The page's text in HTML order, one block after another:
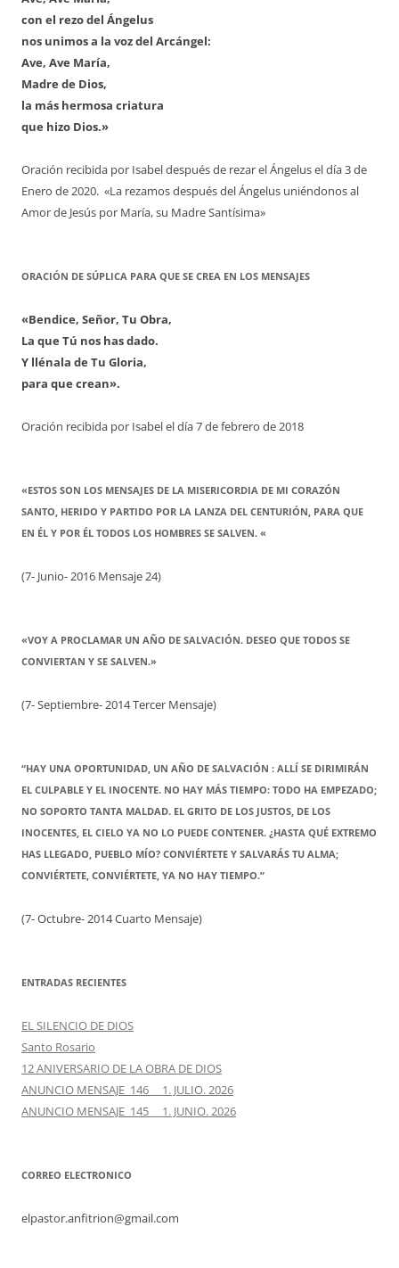
con el rezo del Ángelus
nos unimos a la voz del Arcángel:
Ave, Ave María,
Madre de Dios,
la más hermosa criatura
que hizo Dios.»
Oración recibida por Isabel después de rezar el Ángelus el día 3 de
Enero de 2020. «La rezamos después del Ángelus uniéndonos al
Amor de Jesús por María, su Madre Santísima»
ORACIÓN DE SÚPLICA PARA QUE SE CREA EN LOS MENSAJES
«Bendice, Señor, Tu Obra,
La que Tú nos has dado.
Y llénala de Tu Gloria,
para que crean».
Oración recibida por Isabel el día 7 de febrero de 2018
«ESTOS SON LOS MENSAJES DE LA MISERICORDIA DE MI CORAZÓN
SANTO, HERIDO Y PARTIDO POR LA LANZA DEL CENTURIÓN, PARA QUE
EN ÉL Y POR ÉL TODOS LOS HOMBRES SE SALVEN. «
(7- Junio- 2016 Mensaje 24)
«VOY A PROCLAMAR UN AÑO DE SALVACIÓN. DESEO QUE TODOS SE
CONVIERTAN Y SE SALVEN.»
(7- Septiembre- 2014 Tercer Mensaje)
“HAY UNA OPORTUNIDAD, UN AÑO DE SALVACIÓN : ALLÍ SE DIRIMIRÁN
EL CULPABLE Y EL INOCENTE. NO HAY MÁS TIEMPO: TODO HA EMPEZADO;
NO SOPORTO TANTA MALDAD. EL GRITO DE LOS JUSTOS, DE LOS
INOCENTES, EL CIELO YA NO LO PUEDE CONTENER. ¿HASTA QUÉ EXTREMO
HAS LLEGADO, PUEBLO MÍO? CONVIÉRTETE Y SALVARÁS TU ALMA;
CONVIÉRTETE, CONVIÉRTETE, YA NO HAY TIEMPO.”
(7- Octubre- 2014 Cuarto Mensaje)
ENTRADAS RECIENTES
EL SILENCIO DE DIOS
Santo Rosario
12 ANIVERSARIO DE LA OBRA DE DIOS
ANUNCIO MENSAJE 146 1. JULIO. 2026
ANUNCIO MENSAJE 145 1. JUNIO. 2026
CORREO ELECTRONICO
elpastor.anfitrion@gmail.com